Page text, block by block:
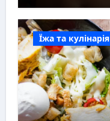
Їжа та кулінарія